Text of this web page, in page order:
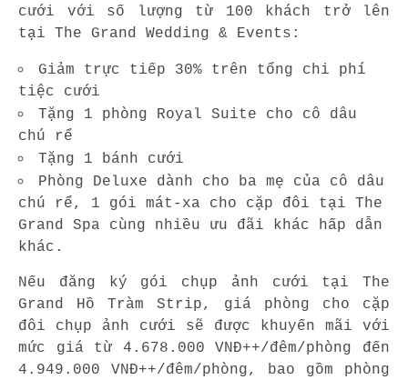
cưới với số lượng từ 100 khách trở lên
tại The Grand Wedding & Events:
Giảm trực tiếp 30% trên tổng chi phí
tiệc cưới
Tặng 1 phòng Royal Suite cho cô dâu
chú rể
Tặng 1 bánh cưới
Phòng Deluxe dành cho ba mẹ của cô dâu
chú rể, 1 gói mát-xa cho cặp đôi tại The
Grand Spa cùng nhiều ưu đãi khác hấp dẫn
khác.
Nếu đăng ký gói chụp ảnh cưới tại The
Grand Hồ Tràm Strip, giá phòng cho cặp
đôi chụp ảnh cưới sẽ được khuyến mãi với
mức giá từ 4.678.000 VNĐ++/đêm/phòng đến
4.949.000 VNĐ++/đêm/phòng, bao gồm phòng